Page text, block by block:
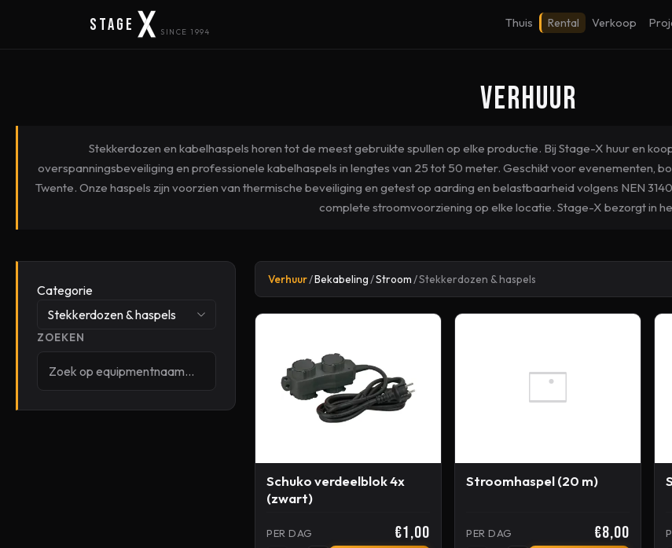
Stage SINCE 1994
Thuis Rental Verkoop
Verhuur
Stekkerdozen en kabelhaspels horen tot de meest gebruikte spullen op elke productie. Bij Stage-X huur en
overspanningsbeveiliging en professionele kabelhaspels in lengtes van 25 tot 50 meter. Geschikt voor evenementen,
Twente. Onze haspels zijn voorzien van thermische beveiliging en getest op aarding en belastbaarheid volgens NEN
complete stroomvoorziening op elke locatie. Stage-X bezorgt in
Categorie
Stekkerdozen & haspels
ZOEKEN
Verhuur/Bekabeling/Stroom/Stekkerdozen & haspels
Schuko verdeelblok 4x
(zwart)
PER DAG €1,00
Stroomhaspel (20 m)
PER DAG €8,00